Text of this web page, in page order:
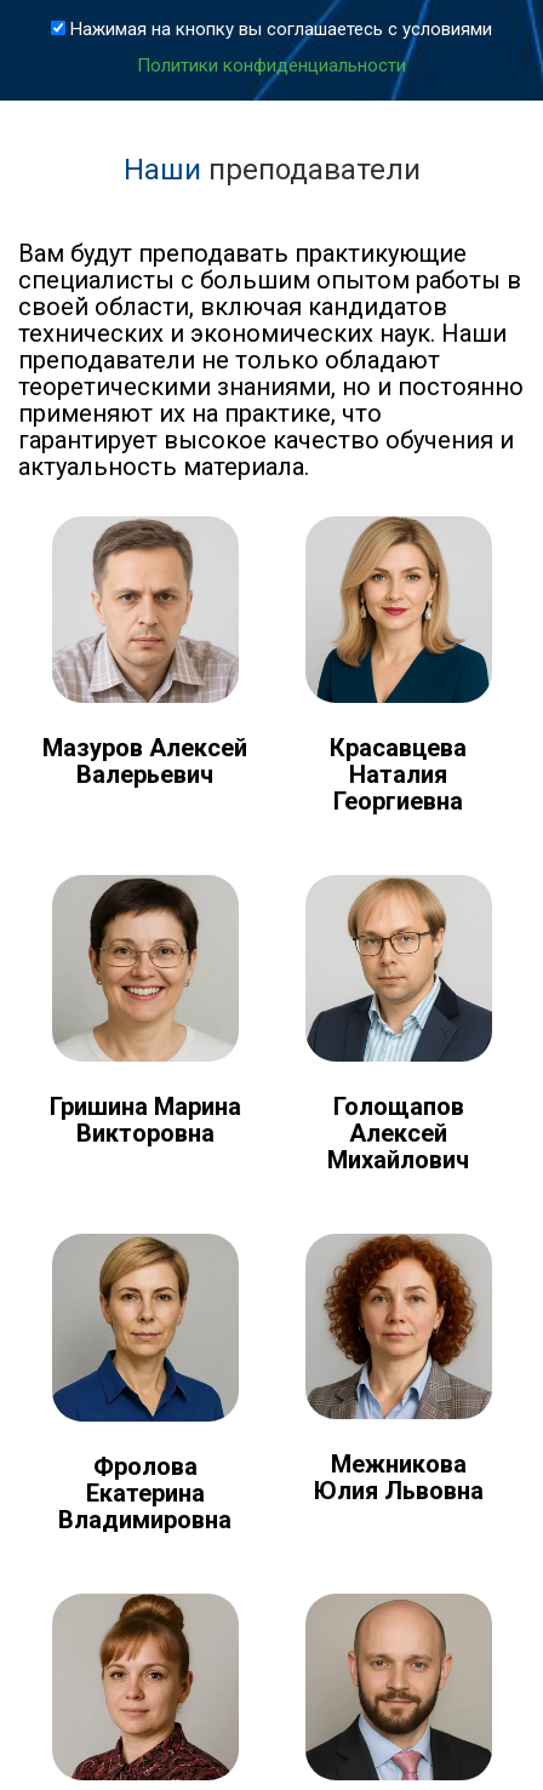
Нажимая на кнопку вы соглашаетесь с условиями
Политики конфиденциальности
Наши преподаватели
Вам будут преподавать практикующие
специалисты с большим опытом работы в
своей области, включая кандидатов
технических и экономических наук. Наши
преподаватели не только обладают
теоретическими знаниями, но и постоянно
применяют их на практике, что
гарантирует высокое качество обучения и
актуальность материала.
Мазуров Алексей
Валерьевич
Красавцева
Наталия
Георгиевна
Гришина Марина
Викторовна
Голощапов
Алексей
Михайлович
Фролова
Екатерина
Владимировна
Межникова
Юлия Львовна